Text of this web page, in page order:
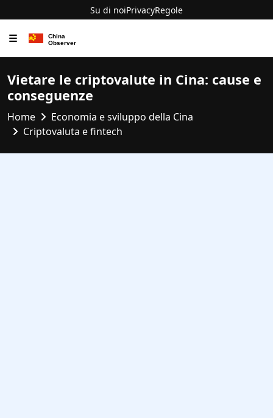
Su di noiPrivacyRegole
☰
Vietare le criptovalute in Cina: cause e
conseguenze
Home
Economia e sviluppo della Cina
Criptovaluta e fintech